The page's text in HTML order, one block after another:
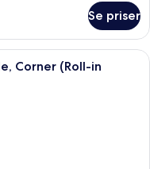
Se priser
med en säng, en
Corner (Roll-in